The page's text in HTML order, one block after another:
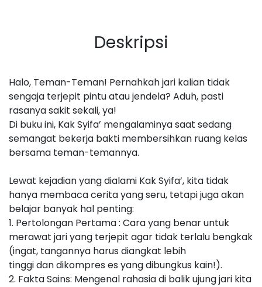
Deskripsi
Halo, Teman-Teman! Pernahkah jari kalian tidak
sengaja terjepit pintu atau jendela? Aduh, pasti
rasanya sakit sekali, ya!
Di buku ini, Kak Syifa’ mengalaminya saat sedang
semangat bekerja bakti membersihkan ruang kelas
bersama teman-temannya.
Lewat kejadian yang dialami Kak Syifa’, kita tidak
hanya membaca cerita yang seru, tetapi juga akan
belajar banyak hal penting:
1. Pertolongan Pertama : Cara yang benar untuk
merawat jari yang terjepit agar tidak terlalu bengkak
(ingat, tangannya harus diangkat lebih
tinggi dan dikompres es yang dibungkus kain!).
2. Fakta Sains: Mengenal rahasia di balik ujung jari kita